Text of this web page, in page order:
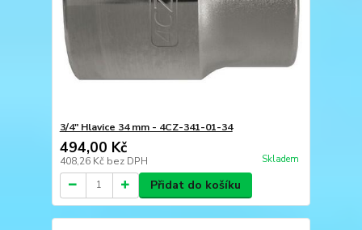
3/4" Hlavice 34 mm - 4CZ-341-01-34
494,00 Kč
408,26 Kč bez DPH Skladem
Přidat do košíku